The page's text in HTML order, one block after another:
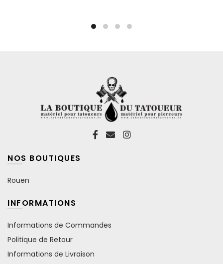
NOS BOUTIQUES
Rouen
INFORMATIONS
Informations de Commandes
Politique de Retour
Informations de Livraison